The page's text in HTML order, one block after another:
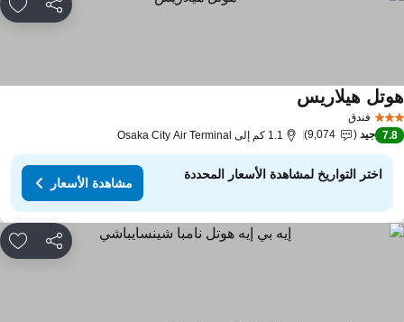
مشاركة
فندق
هيلاريسمشاهدة الأسعار
7.8 جيد 9,074 1.1 كم إلى Osaka City Air Terminal
اختر التواريخ لمشاهدة الأسعار المحددة
مشاهدة الأسعار
مشاركة